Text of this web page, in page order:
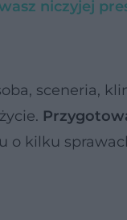
niczyjej
sceneria,
o kilku